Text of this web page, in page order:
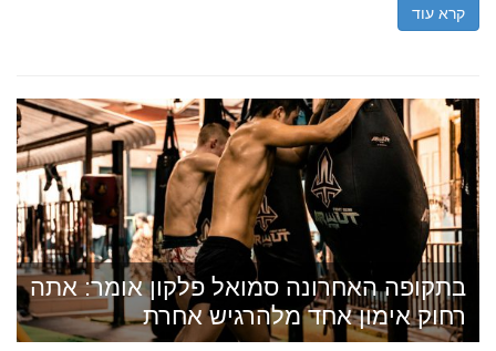
קרא עוד
בתקופה האחרונה סמואל פלקון אומר: אתה
רחוק אימון אחד מלהרגיש אחרת